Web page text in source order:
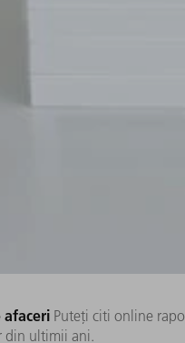
afaceri Puteți citi online
din ultimii ani.